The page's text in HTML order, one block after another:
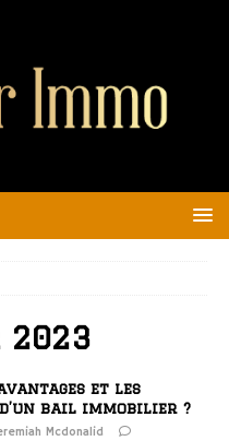
et les
bail immobilier ?
Mcdonalid